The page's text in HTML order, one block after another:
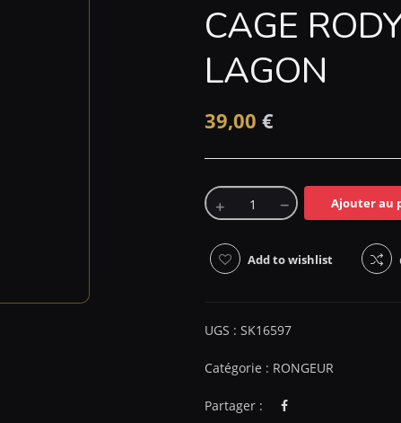
CAGE
LAGON
39,00 €
Ajouter au
Add to wishlist
UGS : SK16597
Catégorie : RONGEUR
Partager :